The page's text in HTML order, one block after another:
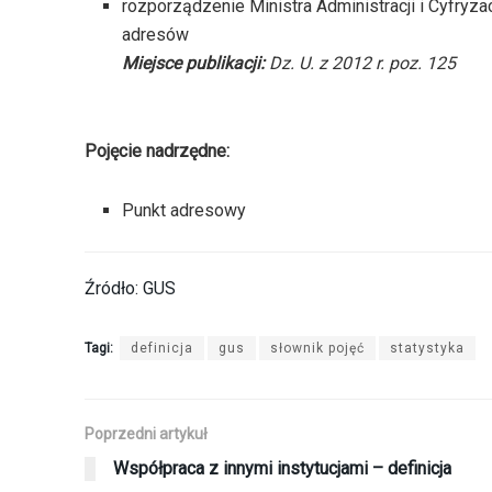
rozporządzenie Ministra Administracji i
adresów
Miejsce publikacji:Dz. U. z 2012 r. poz. 125
Pojęcie nadrzędne:
Punkt adresowy
Źródło: GUS
Tagi: definicja gus słownik pojęć statystyka
Poprzedni artykuł
Współpraca z innymi instytucjami – definicja